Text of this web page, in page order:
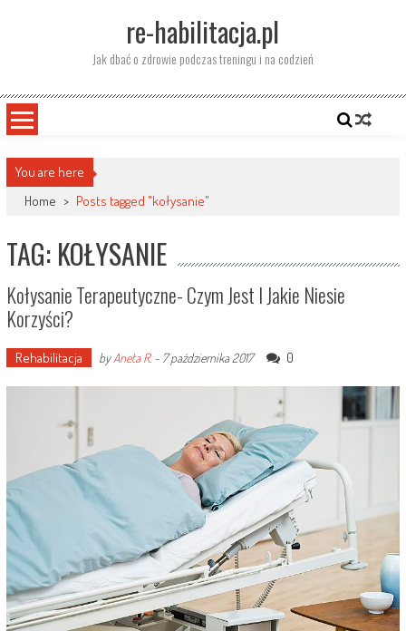
re-habilitacja.pl
Jak dbać o zdrowie podczas treningu i na codzień
You are here
Home > Posts tagged "kołysanie"
TAG: KOŁYSANIE
Kołysanie Terapeutyczne- Czym Jest I Jakie Niesie
Korzyści?
Rehabilitacja byAneta R.- 7 października 2017 0